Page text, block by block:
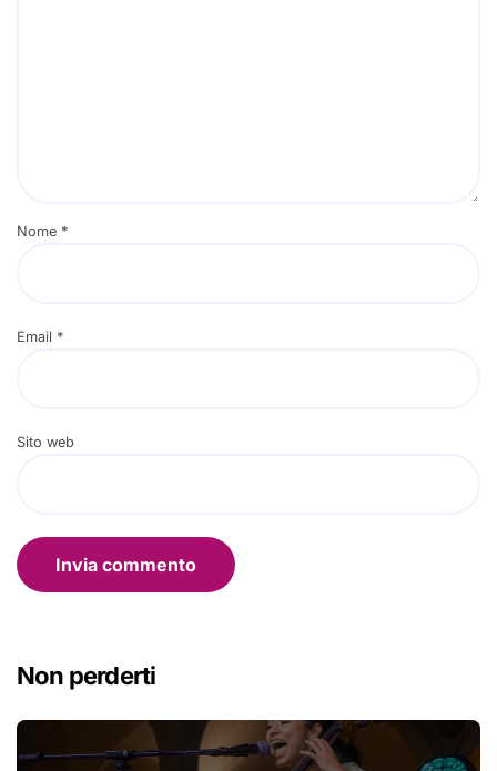
Nome *
Email *
Sito web
Non perderti